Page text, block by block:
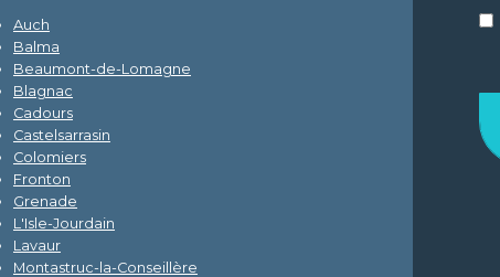
Auch
Balma
Beaumont-de-Lomagne
Blagnac
Cadours
Castelsarrasin
Colomiers
Fronton
Grenade
L'Isle-Jourdain
Lavaur
Montastruc-la-Conseillère